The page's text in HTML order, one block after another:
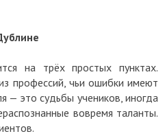
на трёх простых пунктах.
профессий, чьи ошибки имеют
— это судьбы учеников, иногда
вовремя таланты.